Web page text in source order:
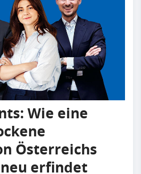
Wie eine
Österreichs
erfindet